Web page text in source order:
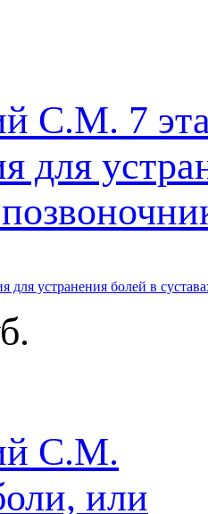
для устранения болей в